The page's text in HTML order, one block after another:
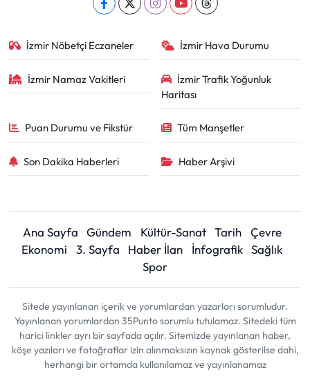
İzmir Nöbetçi Eczaneler İzmir Hava Durumu
İzmir Namaz Vakitleri
İzmir Trafik Yoğunluk
Haritası
Puan Durumu ve Fikstür Tüm Manşetler
Son Dakika Haberleri Haber Arşivi
Ana Sayfa Gündem Kültür-Sanat Tarih
Çevre
Ekonomi
3. Sayfa Haber İlan İnfografik Sağlık
Spor
Sitede yayınlanan içerik ve yorumlardan yazarları sorumludur.
Yayınlanan yorumlardan 35Punto sorumlu tutulamaz. Sitedeki tüm
harici linkler ayrı bir sayfada açılır. Sitemizde yayınlanan haber,
köşe yazıları ve fotoğraflar izin alınmaksızın kaynak gösterilse dahi,
herhangi bir ortamda kullanılamaz ve yayınlanamaz